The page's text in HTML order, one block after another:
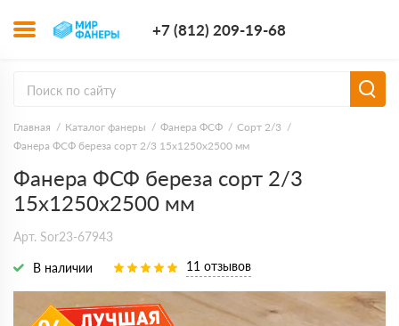
+7 (812) 209-19-68
Главная Каталог фанеры Фанера ФСФ
Сорт 2/3
Фанера ФСФ береза сорт 2/3 15х1250х2500 мм
Фанера ФСФ береза сорт 2/3
15х1250х2500 мм
Арт. Sor23-67943
В наличии 11 отзывов